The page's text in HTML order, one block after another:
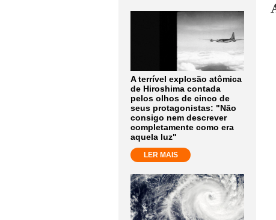
A terrível explosão atômica
de Hiroshima contada
pelos olhos de cinco de
seus protagonistas: "Não
consigo nem descrever
completamente como era
aquela luz"
LER MAIS